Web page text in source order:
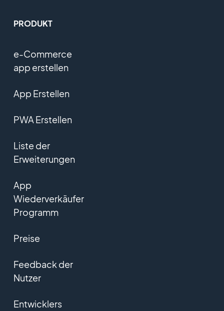
PRODUKT
e-Commerce
app erstellen
App Erstellen
PWA Erstellen
Liste der
Erweiterungen
App
Wiederverkäufer
Programm
Preise
Feedback der
Nutzer
Entwicklers